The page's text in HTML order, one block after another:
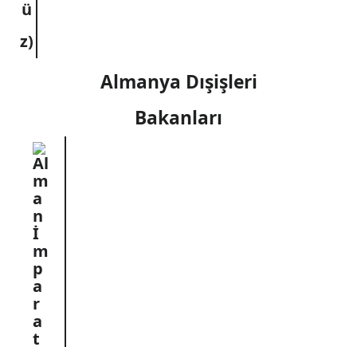
ü
z)
Almanya Dışişleri
Bakanları